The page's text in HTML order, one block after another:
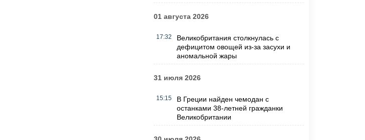
01 августа 2026
17:32
Великобритания столкнулась с
дефицитом овощей из-за засухи и
аномальной жары
31 июля 2026
15:15
В Греции найден чемодан с
останками 38-летней гражданки
Великобритании